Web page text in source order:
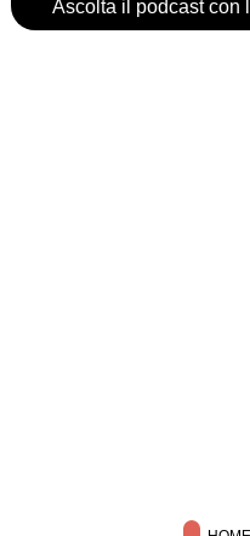
Ascolta il podcast con